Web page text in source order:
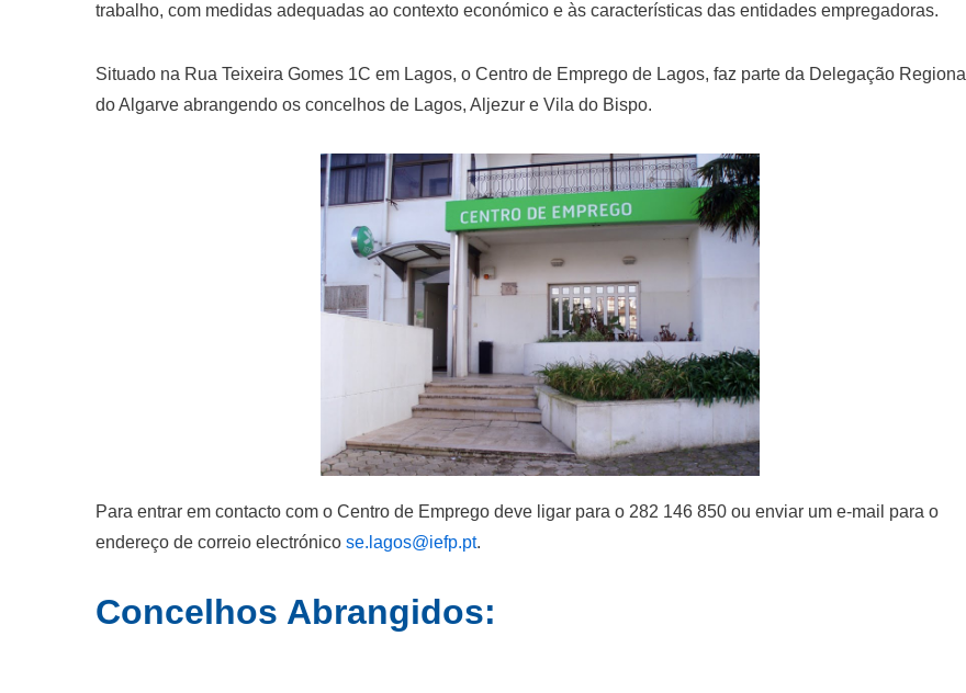
trabalho, com medidas adequadas ao contexto económico e às características das entidades empregadoras.
Situado na Rua Teixeira Gomes 1C em Lagos, o Centro de Emprego de Lagos, faz parte da Delegação Regional
do Algarve abrangendo os concelhos de Lagos, Aljezur e Vila do Bispo.
Para entrar em contacto com o Centro de Emprego deve ligar para o 282 146 850 ou enviar um e-mail para o
endereço de correio electrónico se.lagos@iefp.pt.
Concelhos Abrangidos: